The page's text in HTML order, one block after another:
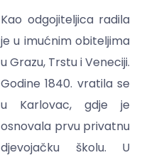
Kao odgojiteljica radila
je u imućnim obiteljima
u Grazu, Trstu i Veneciji.
Godine 1840. vratila se
u Karlovac, gdje je
osnovala prvu privatnu
djevojačku školu. U